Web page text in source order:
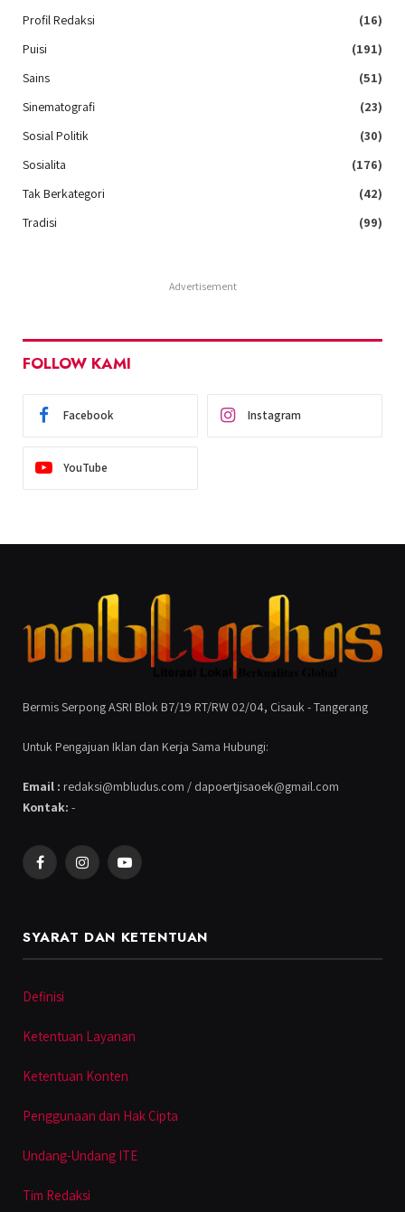
Profil Redaksi
(16)
Puisi
(191)
Sains
(51)
Sinematografi
(23)
Sosial Politik
(30)
Sosialita
(176)
Tak Berkategori
(42)
Tradisi
(99)
Advertisement
FOLLOW KAMI
Facebook Instagram
YouTube
Bermis Serpong ASRI Blok B7/19 RT/RW 02/04, Cisauk - Tangerang
Untuk Pengajuan Iklan dan Kerja Sama Hubungi:
Email : redaksi@mbludus.com / dapoertjisaoek@gmail.com
Kontak: -
FacebookInstagramYouTube
SYARAT DAN KETENTUAN
Definisi
Ketentuan Layanan
Ketentuan Konten
Penggunaan dan Hak Cipta
Undang-Undang ITE
Tim Redaksi